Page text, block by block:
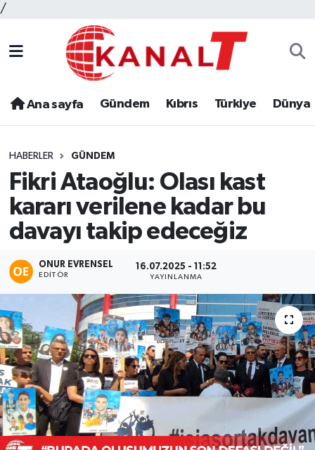
/
Ana sayfa Gündem Kıbrıs Türkiye Dünya
HABERLER GÜNDEM
Fikri Ataoğlu: Olası kast
kararı verilene kadar bu
davayı takip edeceğiz
ONUR EVRENSEL
EDITÖR
16.07.2025 - 11:52
YAYINLANMA